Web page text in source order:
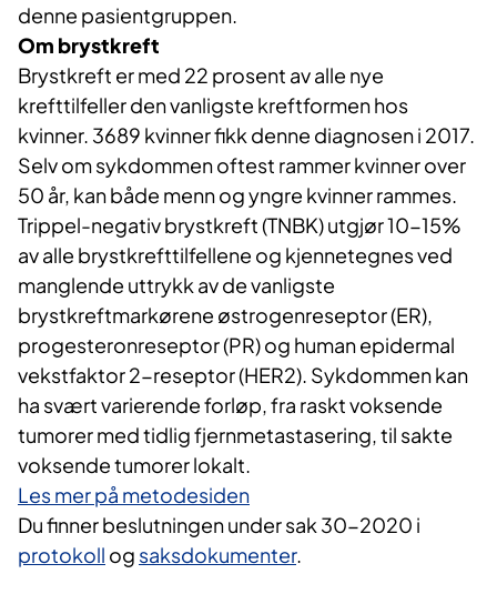
denne pasientgruppen.
Om brystkreft
Brystkreft er med 22 prosent av alle nye
krefttilfeller den vanligste kreftformen hos
kvinner. 3689 kvinner fikk denne diagnosen i 2017.
Selv om sykdommen oftest rammer kvinner over
50 år, kan både menn og yngre kvinner rammes.
Trippel-negativ brystkreft (TNBK) utgjør 10-15%
av alle brystkrefttilfellene og kjennetegnes ved
manglende uttrykk av de vanligste
brystkreftmarkørene østrogenreseptor (ER),
progesteronreseptor (PR) og human epidermal
vekstfaktor 2-reseptor (HER2). Sykdommen kan
ha svært varierende forløp, fra raskt voksende
tumorer med tidlig fjernmetastasering, til sakte
voksende tumorer lokalt.
Les mer på metodesiden
Du finner beslutningen under sak 30-2020 i
protokoll og saksdokumenter.